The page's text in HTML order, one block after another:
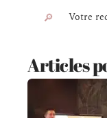
Articles